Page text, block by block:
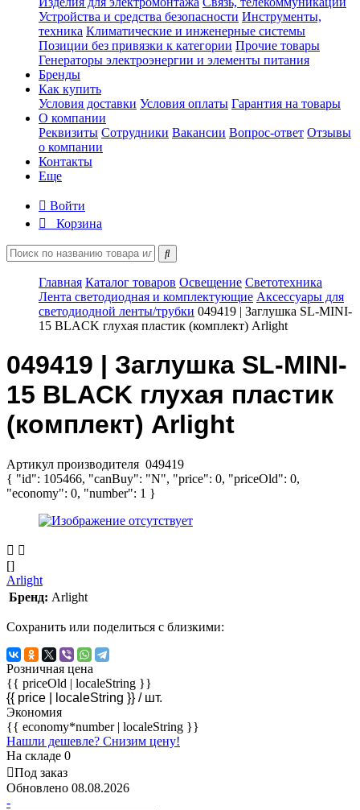
Устройства и средства безопасности Инструменты,
техника Климатические и инженерные системы
Позиции без привязки к категории Прочие товары
Генераторы электроэнергии и элементы питания
Бренды
Как купить
Условия доставки Условия оплаты Гарантия на товары
О компании
Реквизиты Сотрудники Вакансии Вопрос-ответ Отзывы
о компании
Контакты
Еще
Войти
Корзина
Главная Каталог товаров Освещение Светотехника
Лента светодиодная и комплектующие Аксессуары для
светодиодной ленты/трубки 049419 | Заглушка SL-MINI-
15 BLACK глухая пластик (комплект) Arlight
049419 | Заглушка SL-MINI-
15 BLACK глухая пластик
(комплект) Arlight
Артикул производителя 049419
{ "id": 105466, "canBuy": "N", "price": 0, "priceOld": 0,
"economy": 0, "number": 1 }
[]
Arlight
Бренд: Arlight
Сохранить или поделиться с близкими:
Розничная цена
{{ priceOld | localeString }}
{{ price | localeString }} / шт.
Экономия
{{ economy*number | localeString }}
Нашли дешевле? Снизим цену!
На складе 0
Под заказ
Обновлено 08.08.2026
-